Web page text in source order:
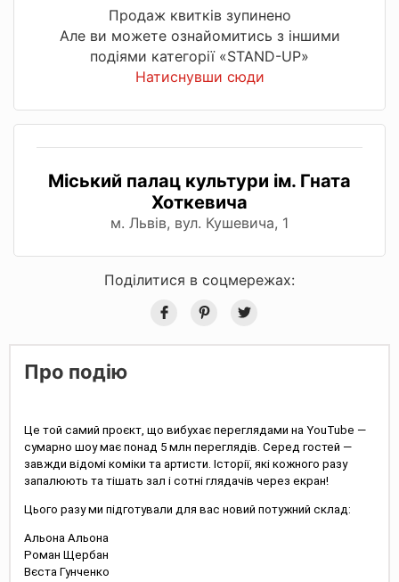
Продаж квитків зупинено
Але ви можете ознайомитись з іншими
подіями категорії «STAND-UP»
Натиснувши сюди
Міський палац культури ім. Гната
Хоткевича
м. Львів, вул. Кушевича, 1
Поділитися в соцмережах:
Про подію
Це той самий проєкт, що вибухає переглядами на YouTube —
сумарно шоу має понад 5 млн переглядів. Серед гостей —
завжди відомі коміки та артисти. Історії, які кожного разу
запалюють та тішать зал і сотні глядачів через екран!
Цього разу ми підготували для вас новий потужний склад:
Альона Альона
Роман Щербан
Вєста Гунченко